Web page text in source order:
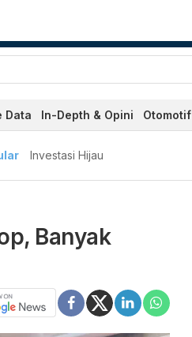
Data In-Depth & Opini Otomotif
Investasi Hijau
Banyak